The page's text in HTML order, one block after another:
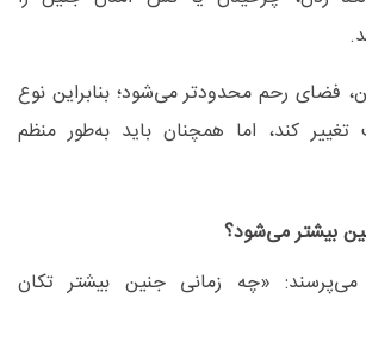
.
فضای رحم محدودتر می‌شود؛ بنابراین نوع
کند، اما همچنان باید به‌طور منظم
بیشتر می‌شود؟
می‌پرسند: «چه زمانی جنین بیشتر تکان